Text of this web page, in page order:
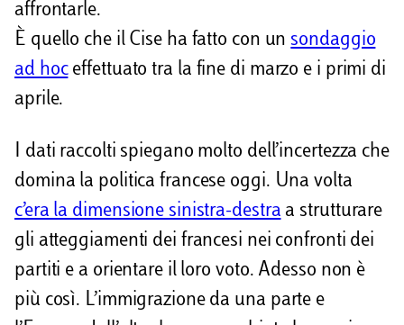
affrontarle.
È quello che il Cise ha fatto con un sondaggio
ad hoceffettuato tra la fine di marzo e i primi di
aprile.
I dati raccolti spiegano molto dell’incertezza che
domina la politica francese oggi. Una volta
c’era la dimensione sinistra-destra a strutturare
gli atteggiamenti dei francesi nei confronti dei
partiti e a orientare il loro voto. Adesso non è
più così. L’immigrazione da una parte e